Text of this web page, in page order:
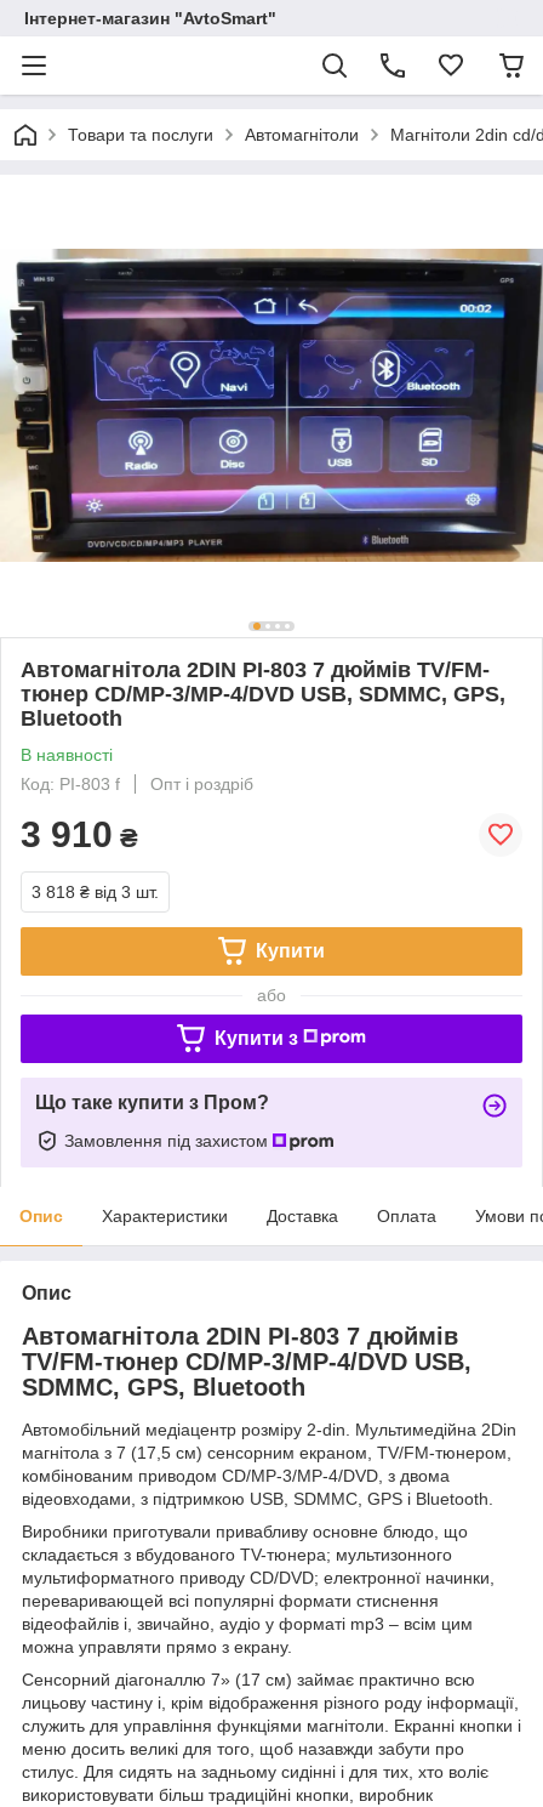
Інтернет-магазин "AvtoSmart"
Товари та послуги Автомагнітоли Магнітоли 2din
Автомагнітола 2DIN PI-803 7 дюймів TV/FM-
тюнер CD/MP-3/MP-4/DVD USB, SDMMC, GPS,
Bluetooth
В наявності
Код: PI-803 f
Опт і роздріб
3 910 ₴
3 818 ₴ від 3 шт.
Купити
або
Купити з
Що таке купити з Пром?
Замовлення під захистом
Опис Характеристики Доставка Оплата Умови
Опис
Автомагнітола 2DIN PI-803 7 дюймів
TV/FM-тюнер CD/MP-3/MP-4/DVD USB,
SDMMC, GPS, Bluetooth
Автомобільний медіацентр розміру 2-din. Мультимедійна 2Din
магнітола з 7 (17,5 см) сенсорним екраном, TV/FM-тюнером,
комбінованим приводом CD/MP-3/MP-4/DVD, з двома
відеовходами, з підтримкою USB, SDMMC, GPS і Bluetooth.
Виробники приготували привабливу основне блюдо, що
складається з вбудованого TV-тюнера; мультизонного
мультиформатного приводу CD/DVD; електронної начинки,
переваривающей всі популярні формати стиснення
відеофайлів і, звичайно, аудіо у форматі mp3 – всім цим
можна управляти прямо з екрану.
Сенсорний діагоналлю 7» (17 см) займає практично всю
лицьову частину і, крім відображення різного роду інформації,
служить для управління функціями магнітоли. Екранні кнопки і
меню досить великі для того, щоб назавжди забути про
стилус. Для сидять на задньому сидінні і для тих, хто воліє
використовувати більш традиційні кнопки, виробник